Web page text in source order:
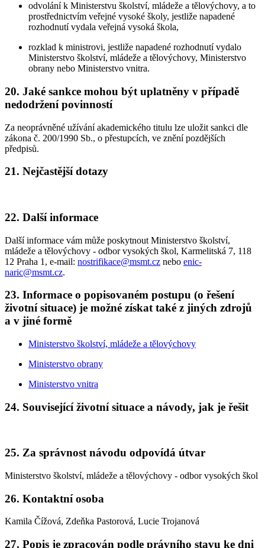
odvolání k Ministerstvu školství, mládeže a tělovýchovy, a to
prostřednictvím veřejné vysoké školy, jestliže napadené
rozhodnutí vydala veřejná vysoká škola,
rozklad k ministrovi, jestliže napadené rozhodnutí vydalo
Ministerstvo školství, mládeže a tělovýchovy, Ministerstvo
obrany nebo Ministerstvo vnitra.
20. Jaké sankce mohou být uplatněny v případě
nedodržení povinností
Za neoprávněné užívání akademického titulu lze uložit sankci dle
zákona č. 200/1990 Sb., o přestupcích, ve znění pozdějších
předpisů.
21. Nejčastější dotazy
22. Další informace
Další informace vám může poskytnout Ministerstvo školství,
mládeže a tělovýchovy - odbor vysokých škol, Karmelitská 7, 118
12 Praha 1, e-mail: nostrifikace@msmt.cz nebo enic-
naric@msmt.cz.
23. Informace o popisovaném postupu (o řešení
životní situace) je možné získat také z jiných zdrojů
a v jiné formě
Ministerstvo školství, mládeže a tělovýchovy
Ministerstvo obrany
Ministerstvo vnitra
24. Související životní situace a návody, jak je řešit
25. Za správnost návodu odpovídá útvar
Ministerstvo školství, mládeže a tělovýchovy - odbor vysokých škol
26. Kontaktní osoba
Kamila Čížová, Zdeňka Pastorová, Lucie Trojanová
27. Popis je zpracován podle právního stavu ke dni